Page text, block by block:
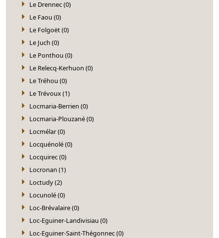
Le Drennec (0)
Le Faou (0)
Le Folgoët (0)
Le Juch (0)
Le Ponthou (0)
Le Relecq-Kerhuon (0)
Le Tréhou (0)
Le Trévoux (1)
Locmaria-Berrien (0)
Locmaria-Plouzané (0)
Locmélar (0)
Locquénolé (0)
Locquirec (0)
Locronan (1)
Loctudy (2)
Locunolé (0)
Loc-Brévalaire (0)
Loc-Eguiner-Landivisiau (0)
Loc-Eguiner-Saint-Thégonnec (0)